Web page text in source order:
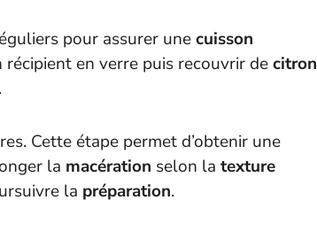
pour assurer unecuisson
en verre puis recouvrir decitron
Cette étape permet d’obtenir une
la macération selon la texture
la préparation.